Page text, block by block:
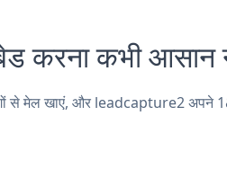
कभी आसान
मेल खाएं, और leadcapture2 अपने